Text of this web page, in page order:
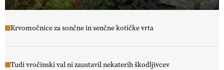
Krvomočnice za sončne in senčne kotičke vrta
Tudi vročinski val ni zaustavil nekaterih škodljivcev